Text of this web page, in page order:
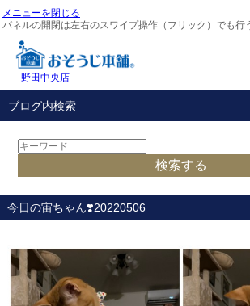
メニューを閉じる
パネルの開閉は左右のスワイプ操作（フリック）でも行
野田中央店
ブログ内検索
今日の宙ちゃん❣️20220506